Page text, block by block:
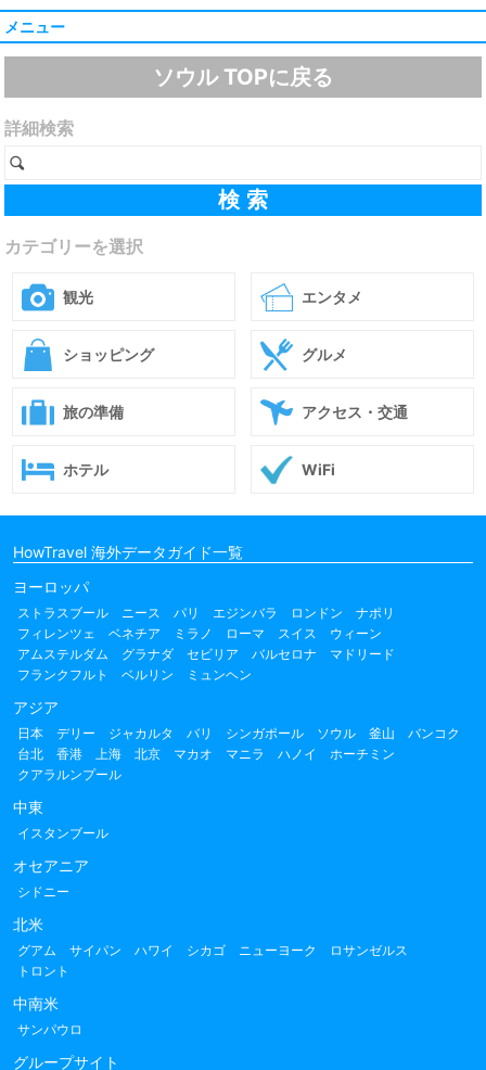
メニュー
ソウル TOPに戻る
詳細検索
カテゴリーを選択
観光 エンタメ
ショッピング グルメ
旅の準備 アクセス・交通
ホテル WiFi
HowTravel 海外データガイド一覧
ヨーロッパ
ストラスブール ニース パリ エジンバラ ロンドン
ナポリ
フィレンツェ
ベネチア ミラノ ローマ スイス
ウィーン
アムステルダム
グラナダ セビリア バルセロナ
マドリード
フランクフルト
ベルリン ミュンヘン
アジア
日本 デリー ジャカルタ バリ シンガポール ソウル 釜山
バンコク
台北
香港 上海 北京 マカオ マニラ ハノイ
ホーチミン
クアラルンプール
中東
イスタンブール
オセアニア
シドニー
北米
グアム サイパン ハワイ シカゴ ニューヨーク
ロサンゼルス
トロント
中南米
サンパウロ
グループサイト